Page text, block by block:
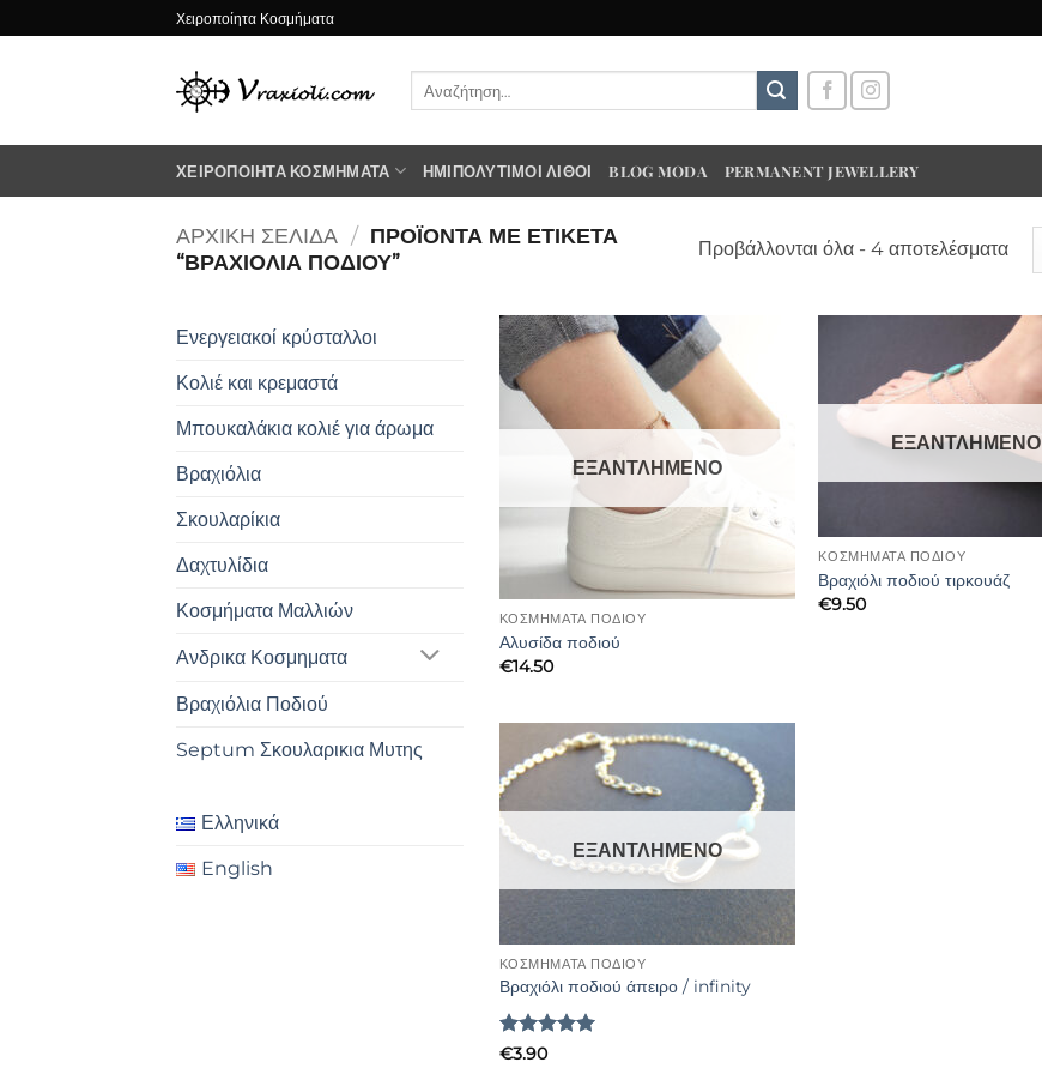
στο
Χειροποίητα Κοσμήματα
ΧΕΙΡΟΠΟΊΗΤΑ ΚΟΣΜΉΜΑΤΑ ΗΜΙΠΟΛΎΤΙΜΟΙ ΛΊΘΟΙ BLOG MODA PERMANENT JEWELLERY
ΑΡΧΙΚΉ ΣΕΛΊΔΑ / ΠΡΟΪΌΝΤΑ ΜΕ ΕΤΙΚΈΤΑ
“ΒΡΑΧΙΌΛΙΑ ΠΟΔΙΟΎ”
Προβάλλονται όλα - 4 αποτελέσματα
Ενεργειακοί κρύσταλλοι
Κολιέ και κρεμαστά
Μπουκαλάκια κολιέ για άρωμα
Βραχιόλια
Σκουλαρίκια
Δαχτυλίδια
Κοσμήματα Μαλλιών
Ανδρικα Κοσμηματα
Βραχιόλια Ποδιού
Septum Σκουλαρικια Μυτης
Ελληνικά
English
ΕΞΑΝΤΛΗΜΈΝΟ
ΚΟΣΜΗΜΑΤΑ ΠΟΔΙΟΥ
Αλυσίδα ποδιού
€14.50
ΕΞΑΝΤΛΗΜΈΝΟ
ΚΟΣΜΗΜΑΤΑ ΠΟΔΙΟΥ
Βραχιόλι ποδιού τιρκουάζ
€9.50
ΕΞΑΝΤΛΗΜΈΝΟ
ΚΟΣΜΗΜΑΤΑ ΠΟΔΙΟΥ
Βραχιόλι ποδιού άπειρο / infinity
Βαθμολογήθηκε
€3.90